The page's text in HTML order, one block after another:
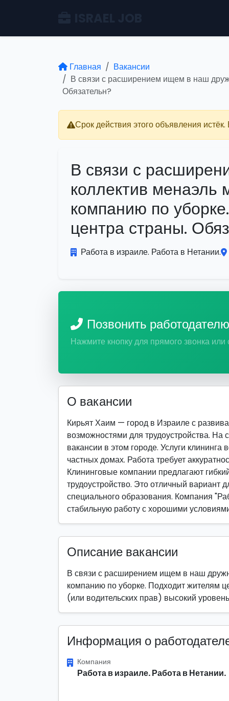
Главная
Вакансии
В связи с расширением ищем в наш
Обязательн?
Срок действия этого объявления
В связи с
коллектив менаэль
компанию по
центра страны.
Работа в израиле. Работа в Нетании.
Позвонить работодателю
Нажмите кнопку для прямого звонка или
О вакансии
Кирьят Хаим — город в Израиле с
возможностями для трудоустройства. На
вакансии в этом городе. Услуги
частных домах. Работа требует
Клининговые компании предлагают
трудоустройство. Это отличный вариант
специального образования. Компания
стабильную работу с хорошими
Описание вакансии
В связи с расширением ищем в наш
компанию по уборке. Подходит жителям
(или водительских прав) высокий
Информация о
Компания
Работа в израиле. Работа в Нетании.